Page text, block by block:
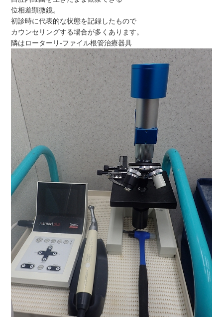
位相差顕微鏡。
初診時に代表的な状態を記録したもので
カウンセリングする場合が多くあります。
隣はローターリ-ファイル根管治療器具